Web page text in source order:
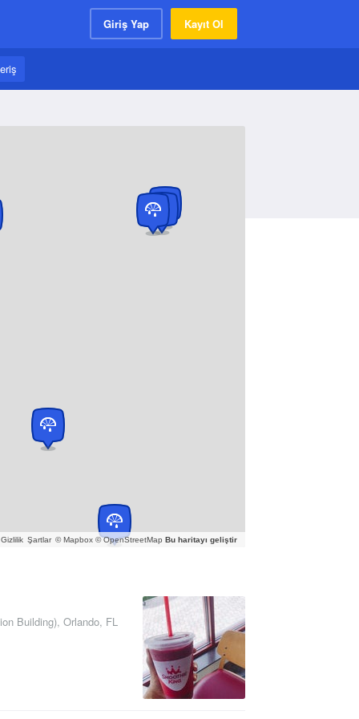
Giriş Yap Kayıt Ol
Gizlilik Şartlar © Mapbox © OpenStreetMap Bu haritayı geliştir
Building), Orlando, FL